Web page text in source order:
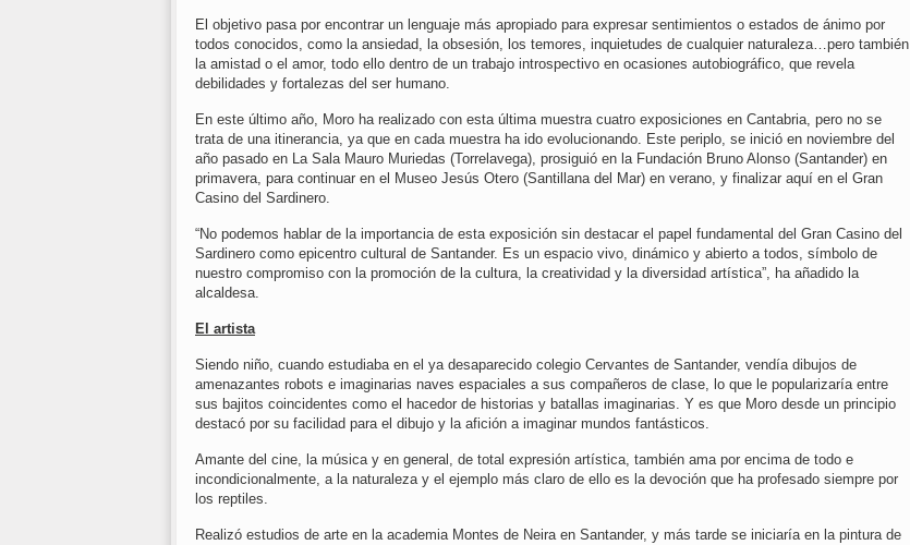
El objetivo pasa por encontrar un lenguaje más apropiado para expresar sentimientos o estados de ánimo por
todos conocidos, como la ansiedad, la obsesión, los temores, inquietudes de cualquier naturaleza…pero también
la amistad o el amor, todo ello dentro de un trabajo introspectivo en ocasiones autobiográfico, que revela
debilidades y fortalezas del ser humano.
En este último año, Moro ha realizado con esta última muestra cuatro exposiciones en Cantabria, pero no se
trata de una itinerancia, ya que en cada muestra ha ido evolucionando. Este periplo, se inició en noviembre del
año pasado en La Sala Mauro Muriedas (Torrelavega), prosiguió en la Fundación Bruno Alonso (Santander) en
primavera, para continuar en el Museo Jesús Otero (Santillana del Mar) en verano, y finalizar aquí en el Gran
Casino del Sardinero.
“No podemos hablar de la importancia de esta exposición sin destacar el papel fundamental del Gran Casino del
Sardinero como epicentro cultural de Santander. Es un espacio vivo, dinámico y abierto a todos, símbolo de
nuestro compromiso con la promoción de la cultura, la creatividad y la diversidad artística”, ha añadido la
alcaldesa.
El artista
Siendo niño, cuando estudiaba en el ya desaparecido colegio Cervantes de Santander, vendía dibujos de
amenazantes robots e imaginarias naves espaciales a sus compañeros de clase, lo que le popularizaría entre
sus bajitos coincidentes como el hacedor de historias y batallas imaginarias. Y es que Moro desde un principio
destacó por su facilidad para el dibujo y la afición a imaginar mundos fantásticos.
Amante del cine, la música y en general, de total expresión artística, también ama por encima de todo e
incondicionalmente, a la naturaleza y el ejemplo más claro de ello es la devoción que ha profesado siempre por
los reptiles.
Realizó estudios de arte en la academia Montes de Neira en Santander, y más tarde se iniciaría en la pintura de